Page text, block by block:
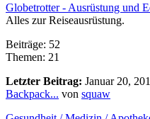
Globetrotter - Ausrüstung und
Alles zur Reiseausrüstung.
Beiträge: 52
Themen: 21
Letzter Beitrag: Januar 20,
Backpack... von squaw